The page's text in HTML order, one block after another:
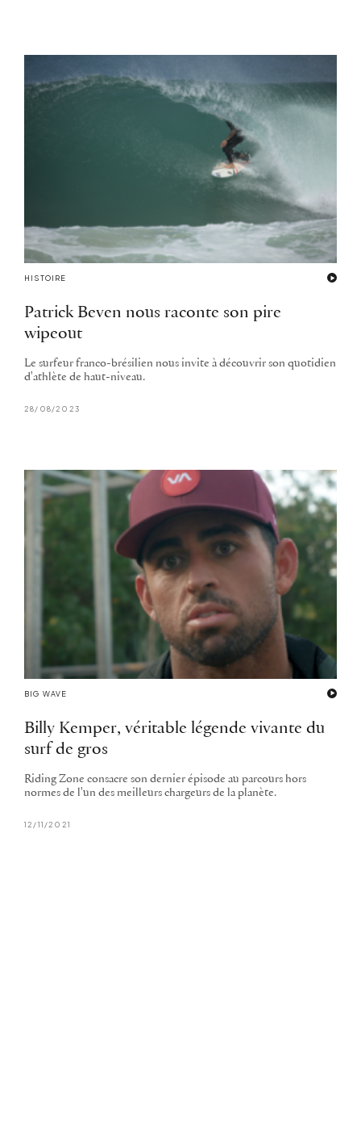
HISTOIRE
Patrick Beven nous raconte son pire
wipeout
Le surfeur franco-brésilien nous invite à découvrir son quotidien
d'athlète de haut-niveau.
28/08/2023
BIG WAVE
Billy Kemper, véritable légende vivante du
surf de gros
Riding Zone consacre son dernier épisode au parcours hors
normes de l'un des meilleurs chargeurs de la planète.
12/11/2021